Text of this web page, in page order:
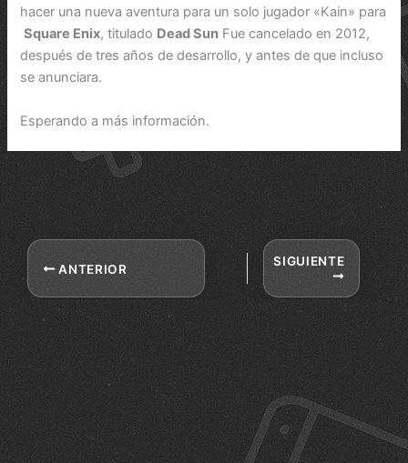
hacer una nueva aventura para un solo jugador «Kain» para
Square Enix, titulado Dead Sun Fue cancelado en 2012,
después de tres años de desarrollo, y antes de que incluso
se anunciara.
Esperando a más información.
ANTERIOR
SIGUIENTE